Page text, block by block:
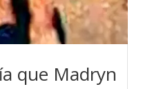
que Madryn